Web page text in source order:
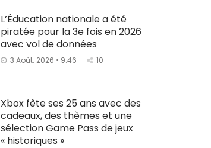
L’Éducation nationale a été
piratée pour la 3e fois en 2026
avec vol de données
3 Août. 2026 • 9:46 10
Xbox fête ses 25 ans avec des
cadeaux, des thèmes et une
sélection Game Pass de jeux
« historiques »